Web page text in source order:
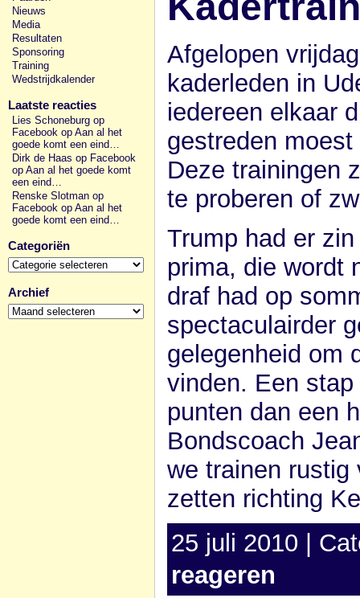
Nieuws
Media
Resultaten
Sponsoring
Training
Wedstrijdkalender
Laatste reacties
Lies Schoneburg op
Facebook op Aan al het
goede komt een eind…
Dirk de Haas op Facebook
op Aan al het goede komt
een eind…
Renske Slotman op
Facebook op Aan al het
goede komt een eind…
Categoriën
Categoriën
Archief
Archief
Afgelopen
kaderleden in
iedereen elkaar
gestreden
Deze trainingen
te proberen of
Trump had er
prima, die wordt
draf had op
spectaculairder
gelegenheid om
vinden. Een
punten dan een
Bondscoach
we trainen rustig
zetten richting
25 juli 2010 |
reageren